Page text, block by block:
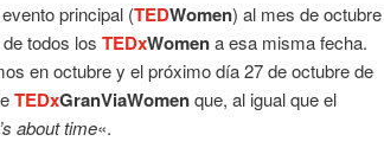
principal (TEDWomen) al mes de octubre
todos los TEDxWomena esa misma fecha.
en octubre y el próximo día 27 de octubre de
TEDxGranViaWomenque, al igual que el
about time«.